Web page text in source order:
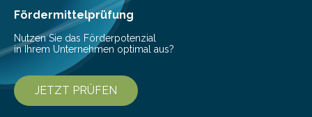
Fördermittelprüfung
Nutzen Sie das Förderpotenzial
in Ihrem Unternehmen optimal aus?
JETZT PRÜFEN